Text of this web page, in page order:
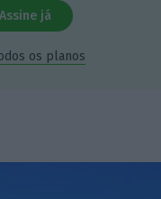
Assine já
os planos